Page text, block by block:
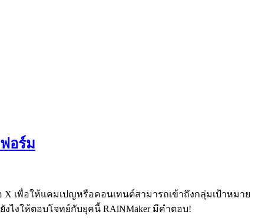
อร์ม
อ X เพื่อให้แคมเปญหรือคอนเทนต์สามารถเข้าถึงกลุ่มเป้าหมาย
ไงให้ตอบโจทย์กับยุคนี้ RAiNMaker มีคำตอบ!